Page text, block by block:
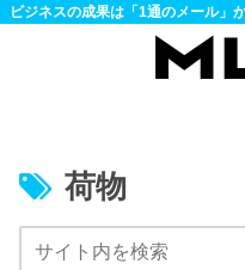
ビジネスの成果は「1通のメール」
荷物